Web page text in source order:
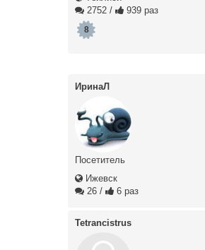
2752 / 939 раз
8
ИринаЛ
Посетитель
Ижевск
26 / 6 раз
Tetrancistrus